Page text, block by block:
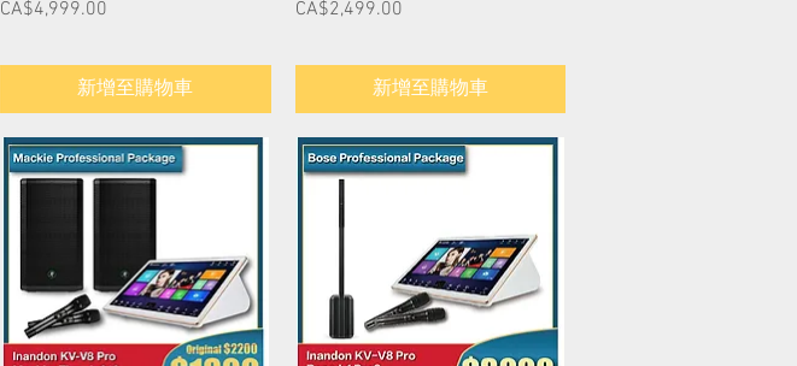
價格
CA$4,999.00
新增至購物車
價格
CA$2,499.00
新增至購物車